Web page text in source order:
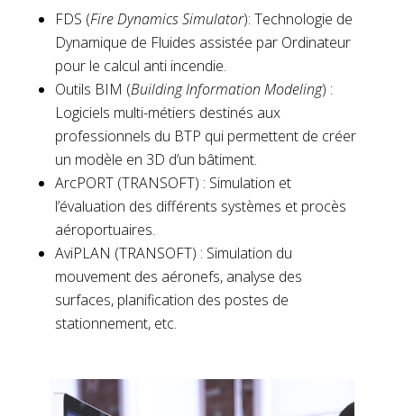
FDS (Fire Dynamics Simulator): Technologie de
Dynamique de Fluides assistée par Ordinateur
pour le calcul anti incendie.
Outils BIM (Building Information Modeling) :
Logiciels multi-métiers destinés aux
professionnels du BTP qui permettent de créer
un modèle en 3D d’un bâtiment.
ArcPORT (TRANSOFT) : Simulation et
l’évaluation des différents systèmes et procès
aéroportuaires.
AviPLAN (TRANSOFT) : Simulation du
mouvement des aéronefs, analyse des
surfaces, planification des postes de
stationnement, etc.